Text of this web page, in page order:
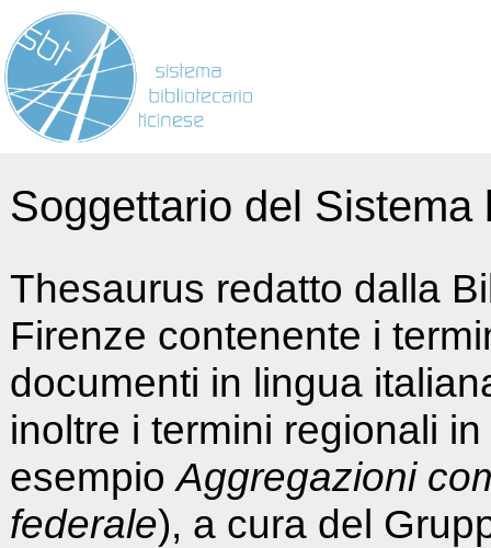
Soggettario del
Thesaurus redatto dalla
Firenze contenente i
documenti in lingua
inoltre i termini regionali
esempioAggregazioni
federale), a cura del